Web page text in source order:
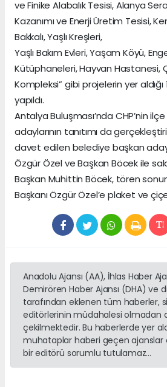
ve Finike Alabalık Tesisi, Alanya
Kazanımı ve Enerji Üretim Tesisi,
Bakkalı, Yaşlı Kreşleri,
Yaşlı Bakım Evleri, Yaşam Köyü,
Kütüphaneleri, Hayvan Hastanesi,
Kompleksi” gibi projelerin yer aldığı
yapıldı.
Antalya Buluşması’nda CHP’nin
adaylarının tanıtımı da
davet edilen belediye başkan
Özgür Özel ve Başkan Böcek ile
Başkan Muhittin Böcek, tören
Başkanı Özgür Özel’e plaket ve
Anadolu Ajansı (AA), İhlas Haber
Demirören Haber Ajansı (DHA) ve
tarafından eklenen tüm haberler,
editörlerinin müdahalesi olmadan
çekilmektedir. Bu haberlerde yer
muhataplar haberi geçen ajanslar
bir editörü sorumlu tutulamaz...